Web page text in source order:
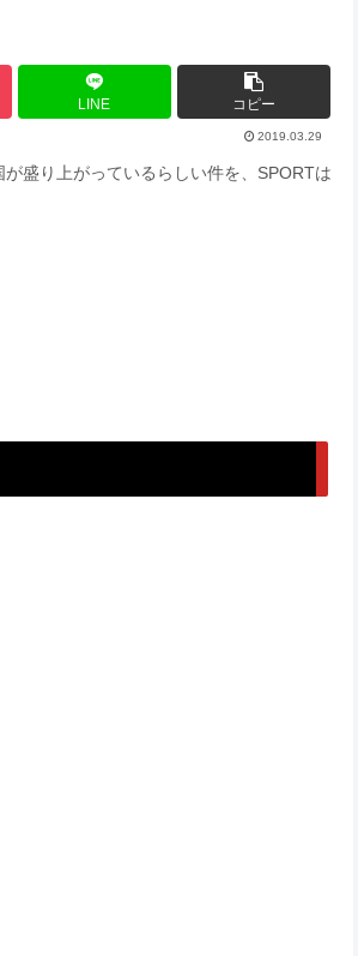
LINE コピー
2019.03.29
盛り上がっているらしい件を、SPORTは